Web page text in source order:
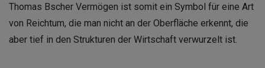
Thomas Bscher Vermögen ist somit ein Symbol für eine Art
von Reichtum, die man nicht an der Oberfläche erkennt, die
aber tief in den Strukturen der Wirtschaft verwurzelt ist.